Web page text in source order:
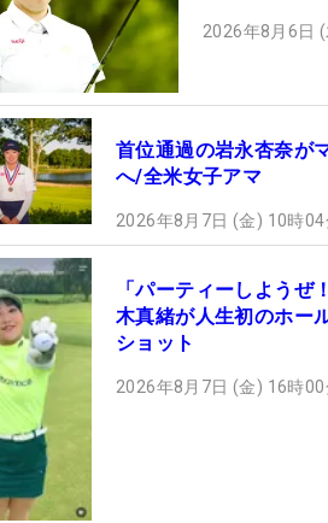
2026年8月6日
首位通過の岩永杏奈が
へ/全米女子アマ
2026年8月7日 (金) 10時04
「パーティーしよう
木真緒が人生初のホー
ショット
2026年8月7日 (金) 16時00